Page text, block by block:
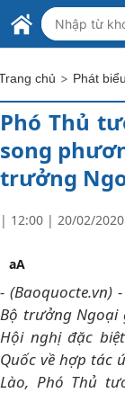
Skip to MainBỘ NGOẠI
MINISTRY
chủ > Phát
Phó Thủ
song
trưởng
| 12:00 | 20/02/2020
aA
- (Baoquocte.vn)
Bộ trưởng Ngoại
Hội nghị đặc
Quốc về hợp tác
Lào, Phó Thủ